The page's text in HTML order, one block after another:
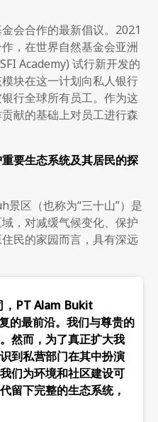
会合作的最新倡议。2021
，在世界自然基金会亚洲
Academy) 试行新开发的
块在这一计划向私人银行
行全球所有员工。作为这
献的基础上对员工进行森
要生态系统及其居民的探
区（也称为“三十山”）是
，对减缓气候变化、保护
民的家园而言，具有深远
，PT Alam Bukit
的最前沿。我们与尊贵的
然而，为了真正扩大我
到私营部门在其中扮演
们为环境和社区建设可
留下完整的生态系统，